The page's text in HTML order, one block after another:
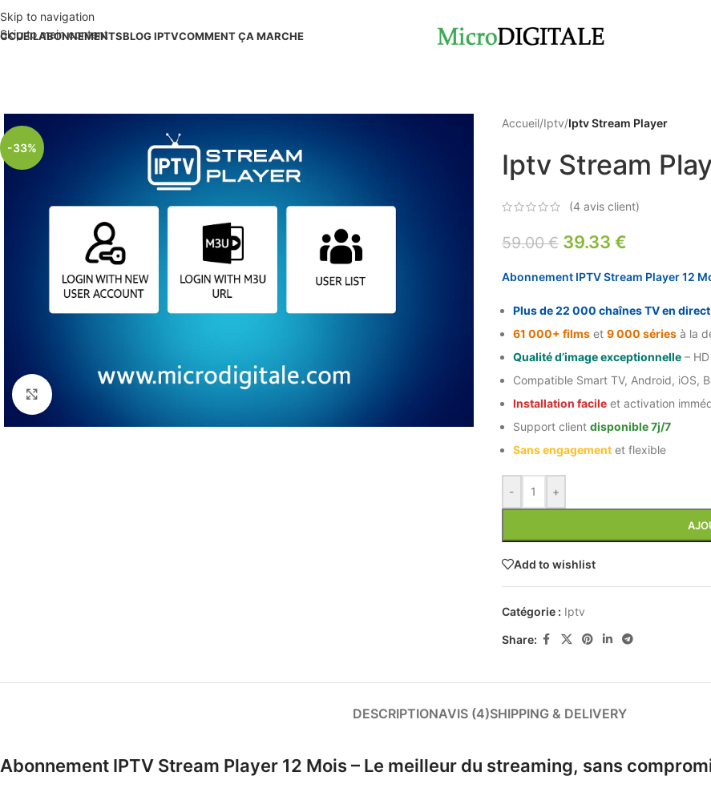
Skip to navigation
Skip to main content
ABONNEMENTSBLOG IPTVCOMMENT ÇA MARCHE
-33%
Accueil/Iptv/Iptv Stream Player
Iptv Stream
(4 avis client)
59.00€ 39.33 €
Abonnement IPTV Stream Player 12
Plus de 22 000 chaînes TV en direct
61 000+ filmset 9 000 sériesà la
Qualité d’image exceptionnelle– HD
Compatible Smart TV, Android, iOS,
Installation facileet activation
Support client disponible 7j/7
Sans engagementet flexible
- +
Add to wishlist
Catégorie : Iptv
Share:
DESCRIPTIONAVIS (4)SHIPPING & DELIVERY
Abonnement IPTV Stream Player 12 Mois – Le meilleur du streaming, sans